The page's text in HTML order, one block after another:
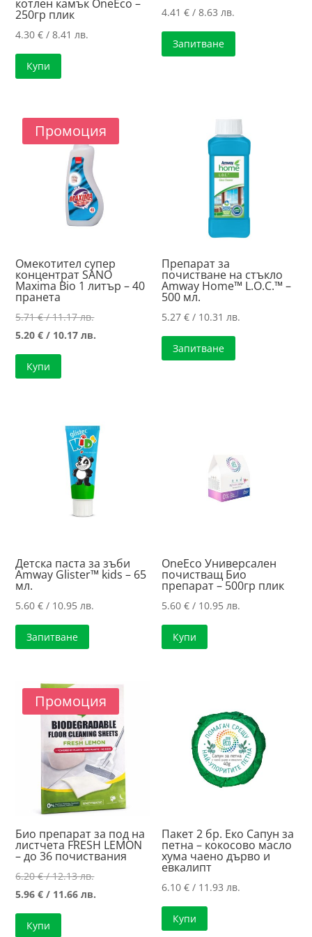
котлен камък OneEco –
250гр плик
4.30€ / 8.41 лв.
Купи
4.41€ / 8.63 лв.
Запитване
Промоция
Омекотител супер
концентрат SANO
Maxima Bio 1 литър – 40
пранета
5.71€/ 11.17 лв.Original
price
5.20€ / 10.17 лв.
10.17 лв..
Купи
Препарат за
почистване на стъкло
Amway Home™ L.O.C.™ –
500 мл.
5.27€ / 10.31 лв.
Запитване
Детска паста за зъби
Amway Glister™ kids – 65
мл.
5.60€ / 10.95 лв.
Запитване
OneEco Универсален
почистващ Био
препарат – 500гр плик
5.60€ / 10.95 лв.
Купи
Промоция
Био препарат за под на
листчета FRESH LEMON
– до 36 почиствания
6.20€/ 12.13 лв.Original
price
5.96€ / 11.66 лв.
Купи
Пакет 2 бр. Еко Сапун за
петна – кокосово масло
хума чаено дърво и
евкалипт
6.10€ / 11.93 лв.
Купи